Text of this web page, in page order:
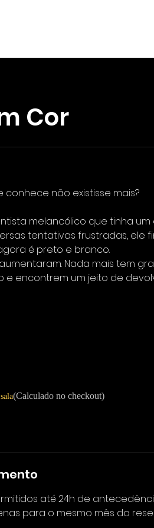
Cor
conhece não existisse mais?
melancólico que tinha
tentativas frustradas, ele
é preto e branco.
Nada mais tem
e encontrem um jeito de
(Calculado no checkout)
até 24h de
para o mesmo mês da